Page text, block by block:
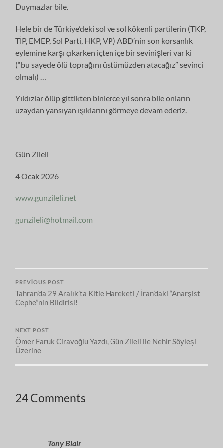
Duymazlar bile.
Hele bir de Türkiye’deki sol ve sol kökenli partilerin (TKP,
TİP, EMEP, Sol Parti, HKP, VP) ABD’nin son korsanlık
eylemine karşı çıkarken içten içe bir sevinişleri var ki
(“bu sayede ölü toprağını üstümüzden atacağız” sevinci
olmalı) …
Yıldızlar ölüp gittikten binlerce yıl sonra bile onların
uzaydan yansıyan ışıklarını görmeye devam ederiz.
Gün Zileli
4 Ocak 2026
www.gunzileli.net
gunzileli@hotmail.com
PREVIOUS POST
Tahran’da 29 Aralık’ta Kitle Hareketi / İran’daki “Anarşist
Cephe”nin Bildirisi!
NEXT POST
Ömer Faruk Ciravoğlu Yazdı, Gün Zileli ile Nehir Söyleşi
Üzerine
24 Comments
Tony Blair